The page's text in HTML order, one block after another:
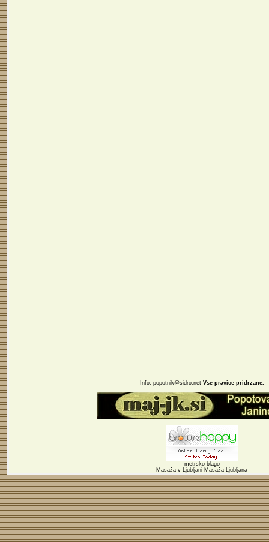
Info: popotnik@sidro.net Vse pravice pridrzane.
metrsko blago
Masaža v Ljubljani Masaža Ljubljana